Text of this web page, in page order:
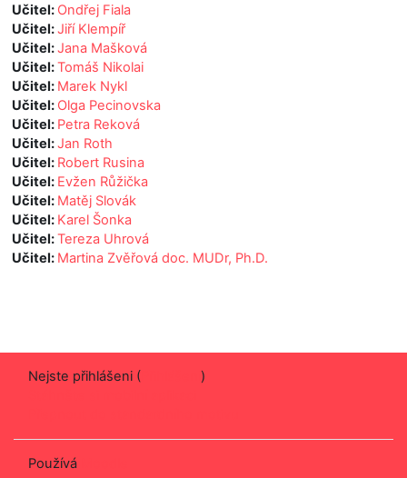
Učitel: Ondřej Fiala
Učitel:Jiří Klempíř
Učitel:Jana Mašková
Učitel:Tomáš Nikolai
Učitel: Marek Nykl
Učitel: Olga Pecinovska
Učitel: Petra Reková
Učitel:Jan Roth
Učitel: Robert Rusina
Učitel: Evžen Růžička
Učitel: Matěj Slovák
Učitel: Karel Šonka
Učitel:Tereza Uhrová
Učitel: Martina Zvěřová doc. MUDr, Ph.D.
Nejste přihlášeni (
)
Používá